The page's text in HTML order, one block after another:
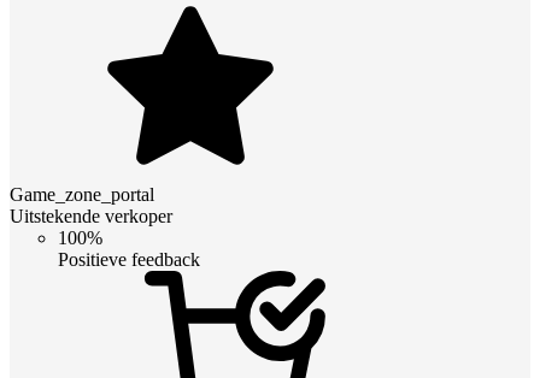
Game_zone_portal
Uitstekende verkoper
100%
Positieve feedback